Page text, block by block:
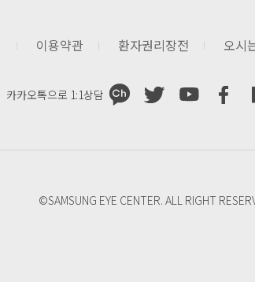
이용약관 환자권리장전 오시
카카오톡으로 1:1상담
©SAMSUNG EYE CENTER. ALL RIGHT